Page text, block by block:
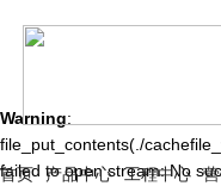
Warning
Warning:
file_put_contents(./
failed to open stream: No
首页 产品中心 工程中心